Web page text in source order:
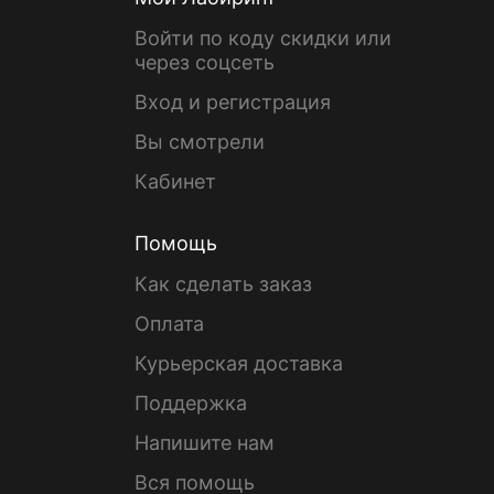
Войти по коду скидки или
через соцсеть
Вход и регистрация
Вы смотрели
Кабинет
Помощь
Как сделать заказ
Оплата
Курьерская доставка
Поддержка
Напишите нам
Вся помощь